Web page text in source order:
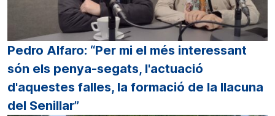
Pedro Alfaro: “Per mi el més interessant
són els penya-segats, l'actuació
d'aquestes falles, la formació de la llacuna
del Senillar”